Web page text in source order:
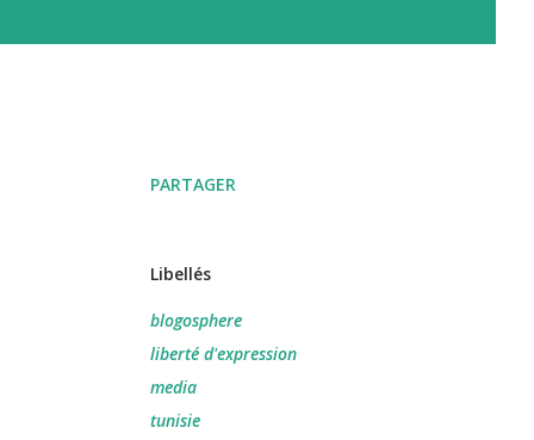
PARTAGER
Libellés
blogosphere
liberté d'expression
media
tunisie